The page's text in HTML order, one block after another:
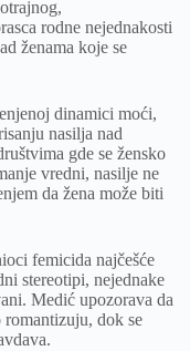
rodne nejednakosti
ženama koje se
dinamici moći,
nasilja nad
gde se žensko
vredni, nasilje ne
da žena može biti
femicida najčešće
stereotipi, nejednake
Medić upozorava da
romantizuju, dok se